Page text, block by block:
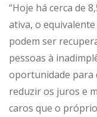
“Hoje há cerca de
ativa, o
podem ser
pessoas à
oportunidade para
reduzir os juros e
caros que o